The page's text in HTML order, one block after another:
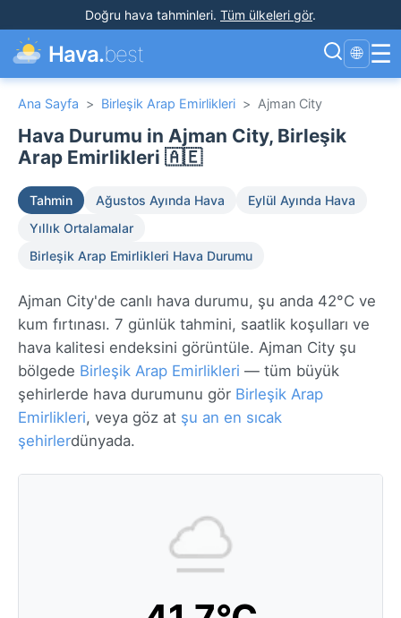
Doğru hava tahminleri. Tüm ülkeleri gör.
Hava.best 🌐 ☰
Ana Sayfa > Birleşik Arap Emirlikleri > Ajman City
Hava Durumu in Ajman City, Birleşik
Arap Emirlikleri 🇦🇪
Tahmin Ağustos Ayında Hava
Eylül Ayında Hava
Yıllık Ortalamalar
Birleşik Arap Emirlikleri Hava Durumu
Ajman City'de canlı hava durumu, şu anda 42°C ve
kum fırtınası. 7 günlük tahmini, saatlik koşulları ve
hava kalitesi endeksini görüntüle. Ajman City şu
bölgede Birleşik Arap Emirlikleri — tüm büyük
şehirlerde hava durumunu gör Birleşik Arap
Emirlikleri, veya göz at şu an en sıcak
şehirlerdünyada.